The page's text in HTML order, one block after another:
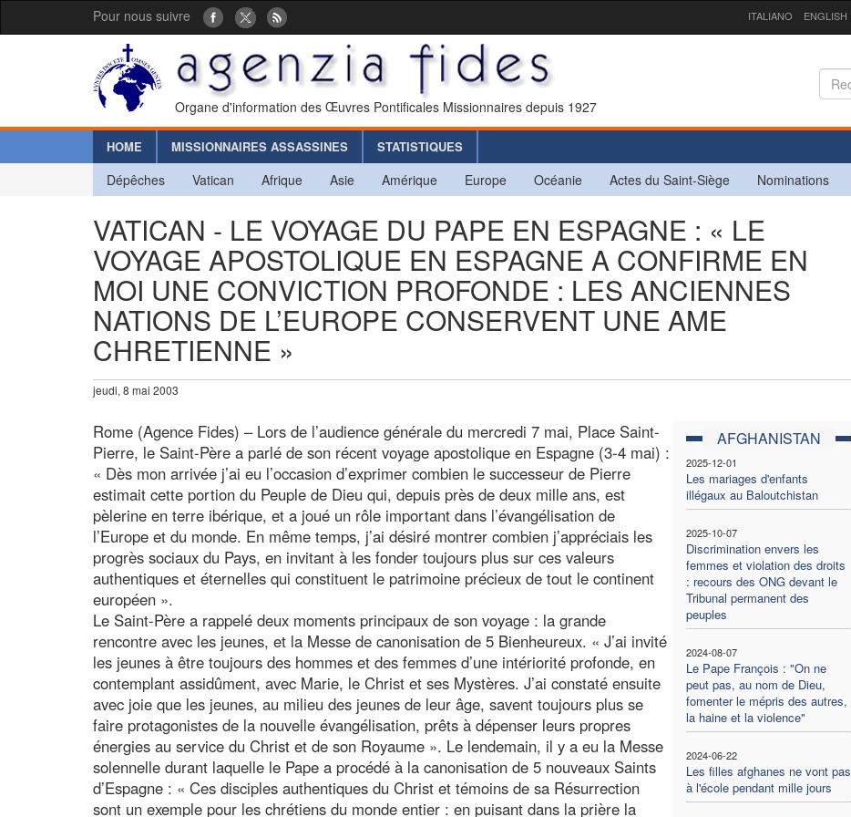
Pour nous suivre ITALIANO ENGLISH
Organe d'information des Œuvres Pontificales Missionnaires depuis 1927
HOME MISSIONNAIRES ASSASSINES STATISTIQUES
Dépêches Vatican Afrique Asie Amérique Europe Océanie Actes du Saint-Siège Nominations
VATICAN - LE VOYAGE DU PAPE EN ESPAGNE : « LE
VOYAGE APOSTOLIQUE EN ESPAGNE A CONFIRME EN
MOI UNE CONVICTION PROFONDE : LES ANCIENNES
NATIONS DE L’EUROPE CONSERVENT UNE AME
CHRETIENNE »
jeudi, 8 mai 2003
AFGHANISTAN
2025-12-01
Les mariages d'enfants
illégaux au Baloutchistan
2025-10-07
Discrimination envers les
femmes et violation des droits
: recours des ONG devant le
Tribunal permanent des
peuples
2024-08-07
Le Pape François : "On ne
peut pas, au nom de Dieu,
fomenter le mépris des autres,
la haine et la violence"
2024-06-22
Les filles afghanes ne vont pas
à l'école pendant mille jours
Rome (Agence Fides) – Lors de l’audience générale du mercredi 7 mai, Place Saint-
Pierre, le Saint-Père a parlé de son récent voyage apostolique en Espagne (3-4 mai) :
« Dès mon arrivée j’ai eu l’occasion d’exprimer combien le successeur de Pierre
estimait cette portion du Peuple de Dieu qui, depuis près de deux mille ans, est
pèlerine en terre ibérique, et a joué un rôle important dans l’évangélisation de
l’Europe et du monde. En même temps, j’ai désiré montrer combien j’appréciais les
progrès sociaux du Pays, en invitant à les fonder toujours plus sur ces valeurs
authentiques et éternelles qui constituent le patrimoine précieux de tout le continent
européen ».
Le Saint-Père a rappelé deux moments principaux de son voyage : la grande
rencontre avec les jeunes, et la Messe de canonisation de 5 Bienheureux. « J’ai invité
les jeunes à être toujours des hommes et des femmes d’une intériorité profonde, en
contemplant assidûment, avec Marie, le Christ et ses Mystères. J’ai constaté ensuite
avec joie que les jeunes, au milieu des jeunes de leur âge, savent toujours plus se
faire protagonistes de la nouvelle évangélisation, prêts à dépenser leurs propres
énergies au service du Christ et de son Royaume ». Le lendemain, il y a eu la Messe
solennelle durant laquelle le Pape a procédé à la canonisation de 5 nouveaux Saints
d’Espagne : « Ces disciples authentiques du Christ et témoins de sa Résurrection
sont un exemple pour les chrétiens du monde entier : en puisant dans la prière la